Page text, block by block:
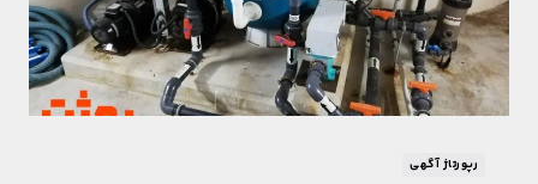
رپورتاژ آگهی